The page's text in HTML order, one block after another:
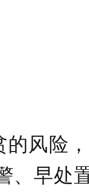
的风险
、早处